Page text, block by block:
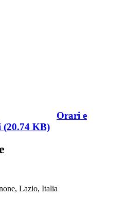
Orari e
(20.74 KB)
Lazio, Italia